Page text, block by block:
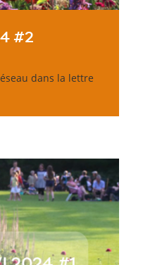
#2
dans la lettre